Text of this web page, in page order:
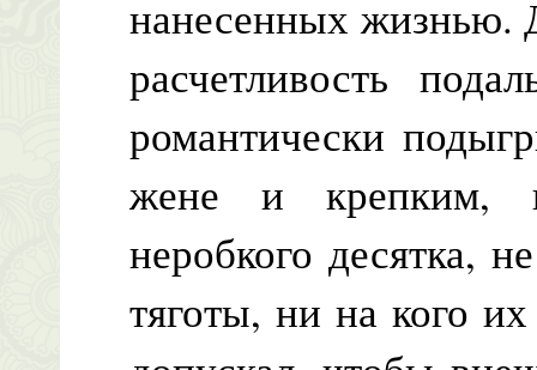
нанесенных жизнью.
расчетливость
романтически
жене и крепким,
неробкого десятка,
тяготы, ни на кого